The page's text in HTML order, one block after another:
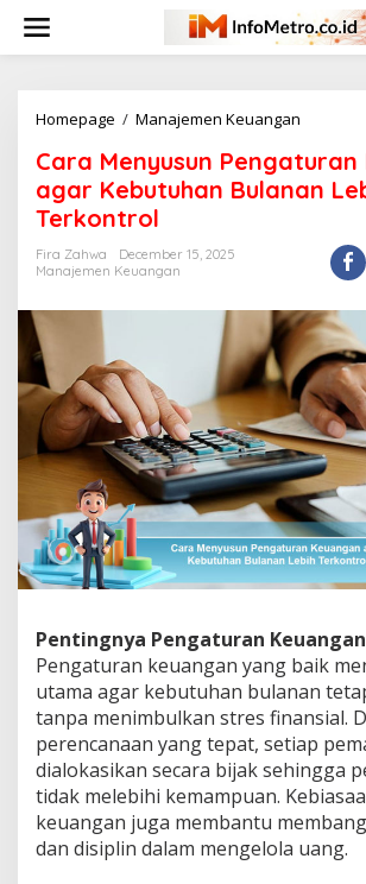
content
Homepage / Manajemen Keuangan
agar
Bulanan
Lebih
Cara Menyusun Pengaturan
agar Kebutuhan Bulanan
Terkontrol
Fira Zahwa
December 15, 2025
Manajemen Keuangan
Pentingnya Pengaturan
Pengaturan keuangan yang baik
utama agar kebutuhan bulanan
tanpa menimbulkan stres finansial.
perencanaan yang tepat, setiap
dialokasikan secara bijak sehingga
tidak melebihi kemampuan.
keuangan juga membantu
dan disiplin dalam mengelola uang.